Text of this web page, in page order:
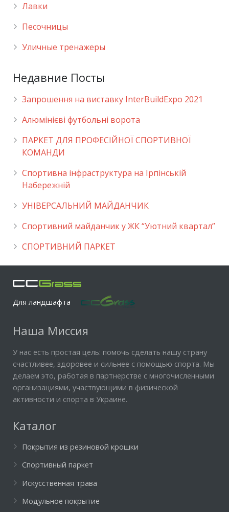
Лавки
Песочницы
Уличные тренажеры
Недавние Посты
Запрошення на виставку InterBuildExpo 2021
Алюмінієві футбольні ворота
ПАРКЕТ ДЛЯ ПРОФЕСІЙНОЇ СПОРТИВНОЇ
КОМАНДИ
Спортивна інфраструктура на Ірпінській
Набережній
УНІВЕРСАЛЬНИЙ МАЙДАНЧИК
Cпортивний майданчик у ЖК “Уютний квартал”
СПОРТИВНИЙ ПАРКЕТ
Для ландшафта
Наша Миссия
У нас есть простая цель: помочь сделать нашу страну
счастливее, здоровее и сильнее с помощью спорта. Мы
делаем это, работая в партнерстве с многочисленными
организациями, участвующими в физической
активности и спорта в Украине.
Каталог
Покрытия из резиновой крошки
Спортивный паркет
Искусственная трава
Модульное покрытие